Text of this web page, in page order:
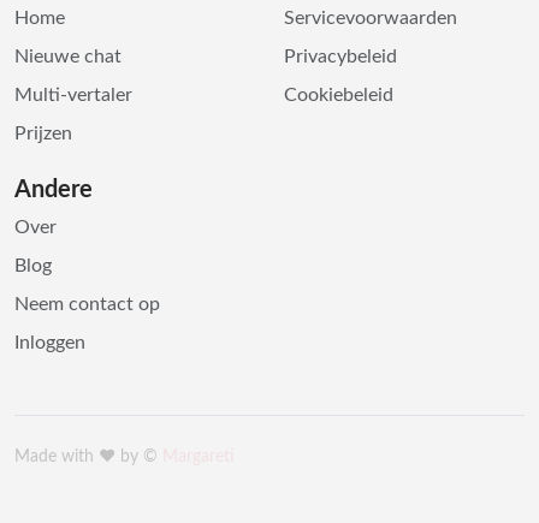
Home
Nieuwe chat
Multi-vertaler
Prijzen
Servicevoorwaarden
Privacybeleid
Cookiebeleid
Andere
Over
Blog
Neem contact op
Inloggen
Made with ♥️ by ©